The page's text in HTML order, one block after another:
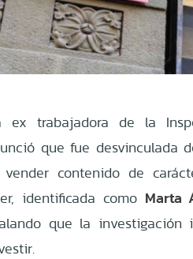
ex trabajadora de la
que fue desvinculada
vender contenido de
identificada como Marta
que la investigación